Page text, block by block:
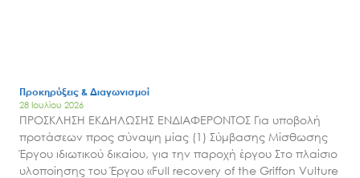
Προκηρύξεις & Διαγωνισμοί
28 Ιουλίου 2026
ΠΡΟΣΚΛΗΣΗ ΕΚΔΗΛΩΣΗΣ ΕΝΔΙΑΦΕΡΟΝΤΟΣ Για υποβολή
προτάσεων προς σύναψη μίας (1) Σύμβασης Μίσθωσης
Έργου ιδιωτικού δικαίου, για την παροχή έργου Στο πλαίσιο
υλοποίησης του Έργου «Full recovery of the Griffon Vulture